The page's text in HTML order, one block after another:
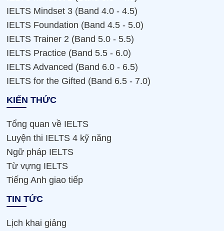
IELTS Mindset 3 (Band 4.0 - 4.5)
IELTS Foundation (Band 4.5 - 5.0)
IELTS Trainer 2 (Band 5.0 - 5.5)
IELTS Practice (Band 5.5 - 6.0)
IELTS Advanced (Band 6.0 - 6.5)
IELTS for the Gifted (Band 6.5 - 7.0)
KIẾN THỨC
Tổng quan về IELTS
Luyện thi IELTS 4 kỹ năng
Ngữ pháp IELTS
Từ vựng IELTS
Tiếng Anh giao tiếp
TIN TỨC
Lịch khai giảng